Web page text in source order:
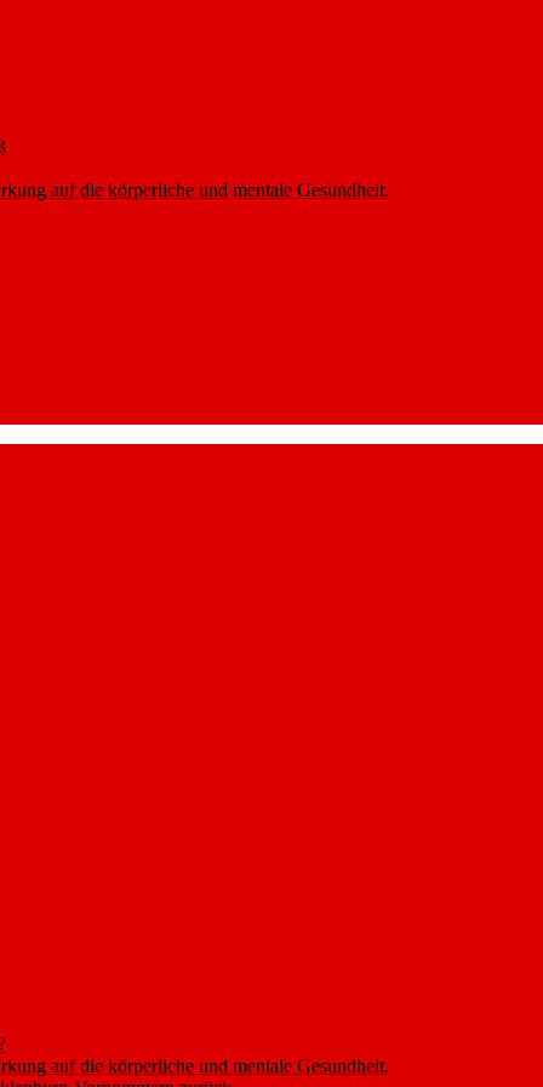
auf die körperliche und mentale Gesundheit.
auf die körperliche und mentale Gesundheit.